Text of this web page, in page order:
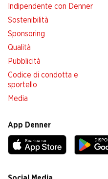
Indipendente con Denner
Sostenibilità
Sponsoring
Qualità
Pubblicità
Codice di condotta e
sportello
Media
App Denner